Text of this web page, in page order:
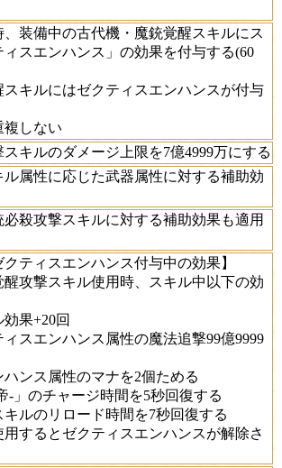
、装備中の古代機・魔銃覚醒スキルにス
スエンハンス」の効果を付与する(60
キルにはゼクティスエンハンスが付与
しない
キルのダメージ上限を7億4999万にする
ル属性に応じた武器属性に対する補助効
殺攻撃スキルに対する補助効果も適用
クティスエンハンス付与中の効果】
攻撃スキル使用時、スキル中以下の効
効果+20回
ィスエンハンス属性の魔法追撃99億9999
ハンス属性のマナを2個ためる
-」のチャージ時間を5秒回復する
キルのリロード時間を7秒回復する
するとゼクティスエンハンスが解除さ